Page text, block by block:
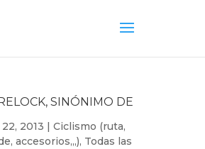
SINÓNIMO DE
2013 | Ciclismo (ruta,
accesorios,,,), Todas las